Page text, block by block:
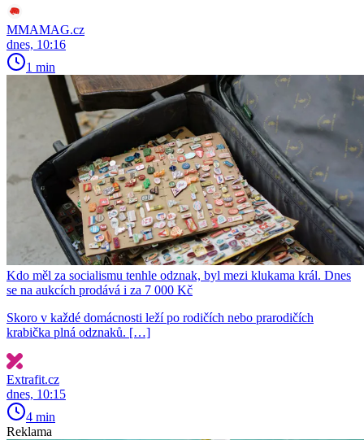
MMAMAG.cz
dnes, 10:16
1 min
Kdo měl za socialismu tenhle odznak, byl mezi klukama král. Dnes
se na aukcích prodává i za 7 000 Kč
Skoro v každé domácnosti leží po rodičích nebo prarodičích
krabička plná odznaků. […]
Extrafit.cz
dnes, 10:15
4 min
Reklama